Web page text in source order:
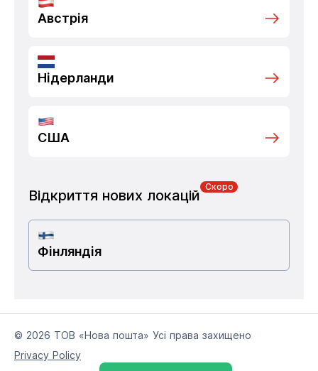
Австрія
Нідерланди
США
Відкриття нових локацій
Скоро
Фінляндія
© 2026 ТОВ «Нова пошта» Усі права захищено
Privacy Policy